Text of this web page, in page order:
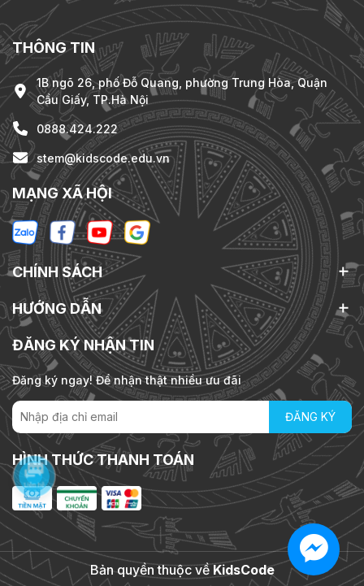
THÔNG TIN
1B ngõ 26, phố Đỗ Quang, phường Trung Hòa, Quận
Cầu Giấy, TP.Hà Nội
0888.424.222
stem@kidscode.edu.vn
MẠNG XÃ HỘI
CHÍNH SÁCH
HƯỚNG DẪN
ĐĂNG KÝ NHẬN TIN
Đăng ký ngay! Để nhận thật nhiều ưu đãi
ĐĂNG KÝ
HÌNH THỨC THANH TOÁN
Bản quyền thuộc vềKidsCode